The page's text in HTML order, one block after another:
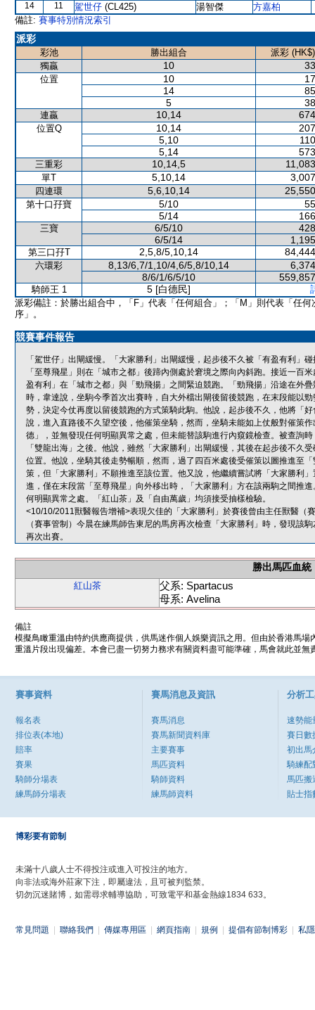
14 11 駕世仔 (CL425) 湯智傑
方嘉柏
備註: 賽事特別情況索引
派彩
彩池 勝出組合
派彩 (HK$)
獨贏
10
位置 10
14
5
連贏 10,14
位置Q 10,14
5,10
5,14
三重彩 10,14,5
單T 5,10,14
四連環 5,6,10,14
第十口孖寶 5/10
5/14
三寶 6/5/10
6/5/14
第三口孖T 2,5,8/5,10,14
六環彩 8,13/6,7/1,10/4,6/5,8/10,14
8/6/1/6/5/10
騎師王 1 5 [白德民]
派彩備註：於勝出組合中，「F」代表「任何組合」；「M」則代表「任何
序」。
競賽事件報告
「駕世仔」出閘緩慢。「大家勝利」出閘緩慢，起步後不久被「有盈有利」
「至尊飛星」則在「城市之都」後蹄內側處於窘境之際向內斜跑。接近一百
盈有利」在「城市之都」與「勁飛揚」之間緊迫競跑。「勁飛揚」沿途在外
時，韋達說，坐駒今季首次出賽時，自大外檔出閘後留後競跑，在末段能以
勢，決定今仗再度以留後競跑的方式策騎此駒。他說，起步後不久，他將「
說，進入直路後不久望空後，他催策坐騎，然而，坐騎未能如上仗般對催策
德」，並無發現任何明顯異常之處，但未能替該駒進行內窺鏡檢查。被查詢
「雙龍出海」之後。他說，雖然「大家勝利」出閘緩慢，其後在起步後不久
位置。他說，坐騎其後走勢暢順，然而，過了四百米處後受催策以圖推進至
策，但「大家勝利」不願推進至該位置。他又說，他繼續嘗試將「大家勝利
進，僅在末段當「至尊飛星」向外移出時，「大家勝利」方在該兩駒之間推
何明顯異常之處。「紅山茶」及「自由萬歲」均須接受抽樣檢驗。
<10/10/2011獸醫報告增補>表現欠佳的「大家勝利」於賽後曾由主任獸醫（
（賽事管制）今晨在練馬師告東尼的馬房再次檢查「大家勝利」時，發現該
再次出賽。
勝出馬匹血統
紅山茶
父系: Spartacus
母系: Avelina
備註
模擬鳥瞰重溫由特約供應商提供，供馬迷作個人娛樂資訊之用。但由於香港馬
重溫片段出現偏差。本會已盡一切努力務求有關資料盡可能準確，馬會就此並
賽事資料
報名表
排位表(本地)
賠率
賽果
騎師分場表
練馬師分場表
賽馬消息及資訊
賽馬消息
賽馬新聞資料庫
主要賽事
馬匹資料
騎師資料
練馬師資料
分析
速勢能
賽日數
初出馬
騎練配
馬匹搬
貼士指
博彩要有節制
未滿十八歲人士不得投注或進入可投注的地方。
向非法或海外莊家下注，即屬違法，且可被判監禁。
切勿沉迷賭博，如需尋求輔導協助，可致電平和基金熱線1834 633。
常見問題 聯絡我們 傳媒專用區 網頁指南 規例 提倡有節制博彩 私